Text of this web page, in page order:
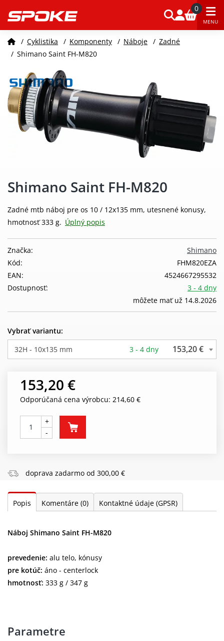
0
MENU
/ Cyklistika / Komponenty / Náboje / Zadné
/ Shimano Saint FH-M820
Shimano Saint FH-M820
Zadné mtb náboj pre os 10 / 12x135 mm, utesnené konusy,
hmotnosť 333 g. Úplný popis
Shimano
Značka:
FHM820EZA
Kód:
4524667295532
EAN:
3 - 4 dny
môžete mať už 14.8.2026
Dostupnosť:
Vybrať variantu:
32H - 10x135 mm
3 - 4 dny 153,20 €
153,20 €
Odporúčaná cena výrobcu: 214,60 €
+
-
doprava zadarmo od 300,00 €
Popis Komentáre (0) Kontaktné údaje (GPSR)
Náboj Shimano Saint FH-M820
prevedenie: alu telo, kónusy
pre kotúč: áno - centerlock
hmotnosť: 333 g / 347 g
Parametre